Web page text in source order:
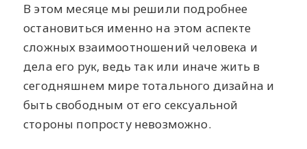
В этом месяце мы решили подробнее
остановиться именно на этом аспекте
сложных взаимоотношений человека и
дела его рук, ведь так или иначе жить в
сегодняшнем мире тотального дизайна и
быть свободным от его сексуальной
стороны попросту невозможно.